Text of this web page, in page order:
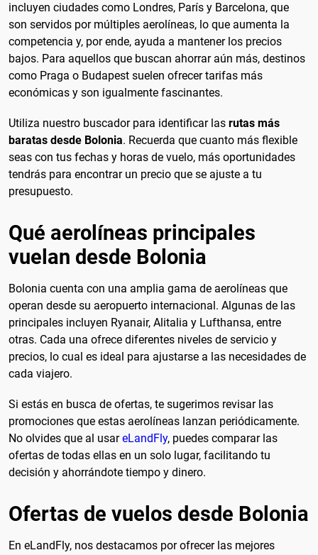
incluyen ciudades como Londres, París y Barcelona, que
son servidos por múltiples aerolíneas, lo que aumenta la
competencia y, por ende, ayuda a mantener los precios
bajos. Para aquellos que buscan ahorrar aún más, destinos
como Praga o Budapest suelen ofrecer tarifas más
económicas y son igualmente fascinantes.
Utiliza nuestro buscador para identificar las rutas más
baratas desde Bolonia. Recuerda que cuanto más flexible
seas con tus fechas y horas de vuelo, más oportunidades
tendrás para encontrar un precio que se ajuste a tu
presupuesto.
Qué aerolíneas principales
vuelan desde Bolonia
Bolonia cuenta con una amplia gama de aerolíneas que
operan desde su aeropuerto internacional. Algunas de las
principales incluyen Ryanair, Alitalia y Lufthansa, entre
otras. Cada una ofrece diferentes niveles de servicio y
precios, lo cual es ideal para ajustarse a las necesidades de
cada viajero.
Si estás en busca de ofertas, te sugerimos revisar las
promociones que estas aerolíneas lanzan periódicamente.
No olvides que al usareLandFly, puedes comparar las
ofertas de todas ellas en un solo lugar, facilitando tu
decisión y ahorrándote tiempo y dinero.
Ofertas de vuelos desde Bolonia
En eLandFly, nos destacamos por ofrecer las mejores